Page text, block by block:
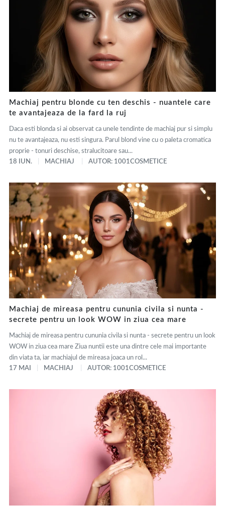
Machiaj pentru blonde cu ten deschis - nuantele care
te avantajeaza de la fard la ruj
Daca esti blonda si ai observat ca unele tendinte de machiaj pur si simplu
nu te avantajeaza, nu esti singura. Parul blond vine cu o paleta cromatica
proprie - tonuri deschise, stralucitoare sau...
18 IUN.
MACHIAJ AUTOR: 1001COSMETICE
Machiaj de mireasa pentru cununia civila si nunta -
secrete pentru un look WOW in ziua cea mare
Machiaj de mireasa pentru cununia civila si nunta - secrete pentru un look
WOW in ziua cea mare Ziua nuntii este una dintre cele mai importante
din viata ta, iar machiajul de mireasa joaca un rol...
17 MAI
MACHIAJ AUTOR: 1001COSMETICE